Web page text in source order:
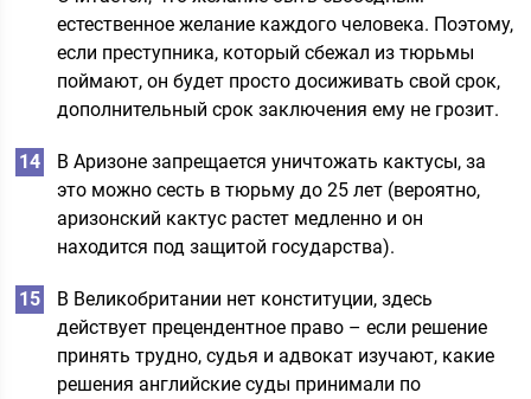
естественное желание каждого человека. Поэтому,
если преступника, который сбежал из тюрьмы
поймают, он будет просто досиживать свой срок,
дополнительный срок заключения ему не грозит.
В Аризоне запрещается уничтожать кактусы, за
это можно сесть в тюрьму до 25 лет (вероятно,
аризонский кактус растет медленно и он
находится под защитой государства).
В Великобритании нет конституции, здесь
действует прецендентное право – если решение
принять трудно, судья и адвокат изучают, какие
решения английские суды принимали по